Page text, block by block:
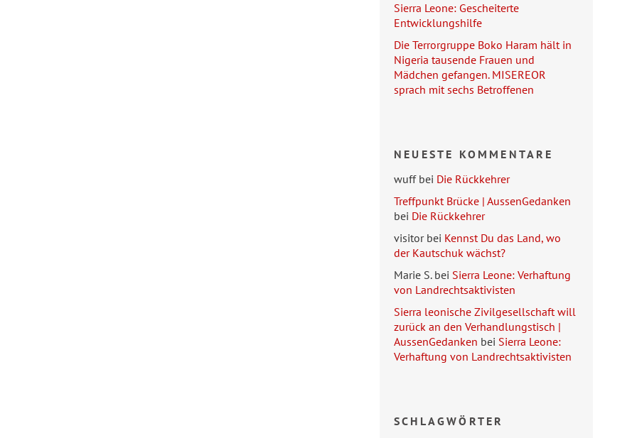
Sierra Leone: Gescheiterte
Entwicklungshilfe
Die Terrorgruppe Boko Haram hält in
Nigeria tausende Frauen und
Mädchen gefangen. MISEREOR
sprach mit sechs Betroffenen
NEUESTE KOMMENTARE
wuffbei Die Rückkehrer
Treffpunkt Brücke | AussenGedanken
bei Die Rückkehrer
visitorbei Kennst Du das Land, wo
der Kautschuk wächst?
Marie S.bei Sierra Leone: Verhaftung
von Landrechtsaktivisten
Sierra leonische Zivilgesellschaft will
zurück an den Verhandlungstisch |
AussenGedanken bei Sierra Leone:
Verhaftung von Landrechtsaktivisten
SCHLAGWÖRTER